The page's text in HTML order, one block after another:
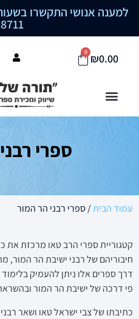
למענה אנושי התקשרו בשעות 09:00-19:00
₪0.00
0
ספרי
עמוד הבית/ ספרי רבני הר המור
קטגוריית ספרי הרב טאו מרכזת את
חיבוריהם של רבני ישיבת הר המור,
דרך ספרים אלו ניתן להעמיק
פי דרכה של ישיבת הר המור
כתיבתו של צבי ישראל טאו ושאר